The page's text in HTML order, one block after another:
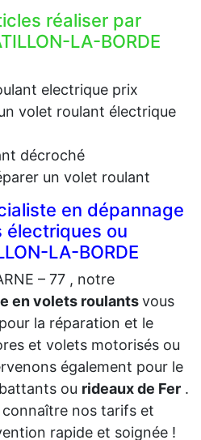
réaliser par
LA-BORDE
electrique prix
volet roulant électrique
décroché
un volet roulant
en dépannage
électriques ou
LA-BORDE
– 77 , notre
en volets roulantsvous
la réparation et le
et volets motorisés ou
également pour le
ou rideaux de Fer .
nos tarifs et
rapide et soignée !